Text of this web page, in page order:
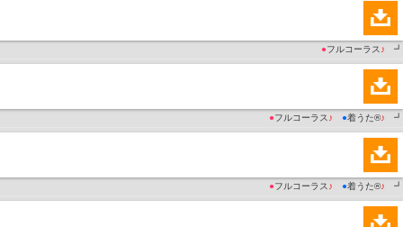
●フルコーラス ♪ ┛
●フルコーラス ♪ ●着うた®♪ ┛
●フルコーラス ♪ ●着うた®♪ ┛